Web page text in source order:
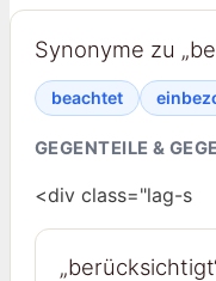
Synonyme zu
beachtet
GEGENTEILE &
<div class="lag-s